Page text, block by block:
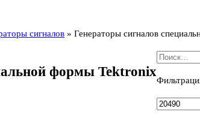
сигналов » Генераторы сигналов
формы Tektronix
Найти: